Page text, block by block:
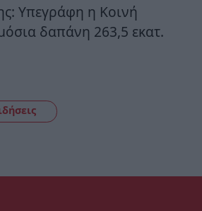
Υπεγράφη η Κοινή
δαπάνη 263,5 εκατ.